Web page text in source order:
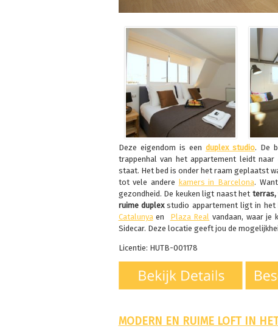
Deze eigendom is een duplex studio. De
trappenhal van het appartement leidt
staat. Het bed is onder het raam geplaatst
tot vele andere kamers in Barcelona.
gezondheid. De keuken ligt naast het terras,
ruime duplexstudio appartement ligt in het
Catalunyaen Plaza Real vandaan, waar je
Sidecar. Deze locatie geeft jou de
Licentie: HUTB-001178
MODERN EN RUIME LOFT IN